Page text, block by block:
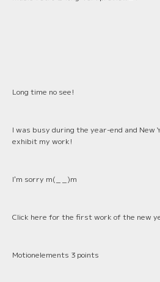
Long time no see!
I was busy during the year-end and New
exhibit my work!
I'm sorry m(_ _)m
Click here for the first work of the new
Motionelements 3 points